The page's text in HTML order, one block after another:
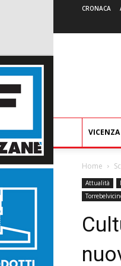
CRONACA
VICENZA
Home
Attualità